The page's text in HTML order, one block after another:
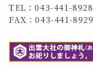
TEL：043-441-8928
FAX：043-441-8929